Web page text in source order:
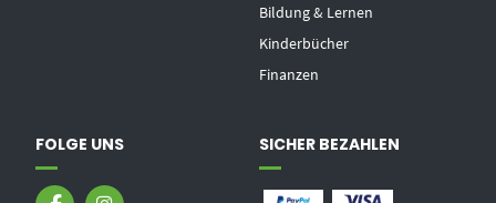
Bildung & Lernen
Kinderbücher
Finanzen
FOLGE UNS SICHER BEZAHLEN